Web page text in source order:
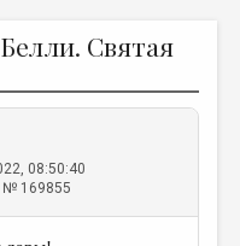
Святая
08:50:40
№ 169855